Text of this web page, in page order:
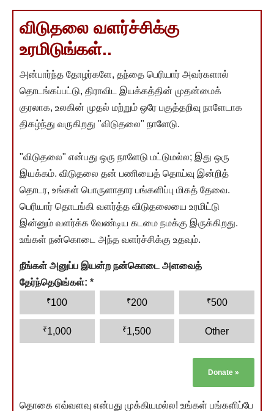
விடுதலை வளர்ச்சிக்கு
உரமிடுங்கள்..
அன்பார்ந்த தோழர்களே, தந்தை பெரியார் அவர்களால்
தொடங்கப்பட்டு, திராவிட இயக்கத்தின் முதன்மைக்
குரலாக, உலகின் முதல் மற்றும் ஒரே பகுத்தறிவு நாளேடாக
திகழ்ந்து வருகிறது "விடுதலை" நாளேடு.
"விடுதலை" என்பது ஒரு நாளேடு மட்டுமல்ல; இது ஒரு
இயக்கம். விடுதலை தன் பணியைத் தொய்வு இன்றித்
தொடர, உங்கள் பொருளாதார பங்களிப்பு மிகத் தேவை.
பெரியார் தொடங்கி வளர்த்த விடுதலையை உரமிட்டு
இன்னும் வளர்க்க வேண்டிய கடமை நமக்கு இருக்கிறது.
உங்கள் நன்கொடை அந்த வளர்ச்சிக்கு உதவும்.
நீங்கள் அனுப்ப இயன்ற நன்கொடை அளவைத்
தேர்ந்தெடுங்கள்: *
₹100 ₹200 ₹500
₹1,000 ₹1,500 Other
Donate »
தொகை எவ்வளவு என்பது முக்கியமல்ல! உங்கள் பங்களிப்பே